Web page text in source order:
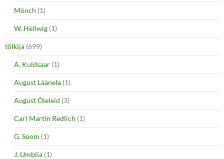
Mönch (1)
W. Hellwig (1)
tõlkija (699)
A. Kuldsaar (1)
August Läänela (1)
August Õieleid (3)
Carl Martin Redlich (1)
G. Soom (1)
J. Umblia (1)